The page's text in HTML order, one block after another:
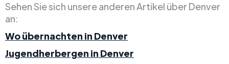
Sehen Sie sich unsere anderen Artikel über Denver
an:
Wo übernachten in Denver
Jugendherbergen in Denver